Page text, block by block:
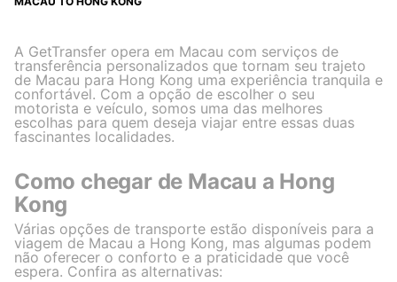
A GetTransfer opera em Macau com serviços de
transferência personalizados que tornam seu trajeto
de Macau para Hong Kong uma experiência tranquila e
confortável. Com a opção de escolher o seu
motorista e veículo, somos uma das melhores
escolhas para quem deseja viajar entre essas duas
fascinantes localidades.
Como chegar de Macau a Hong
Kong
Várias opções de transporte estão disponíveis para a
viagem de Macau a Hong Kong, mas algumas podem
não oferecer o conforto e a praticidade que você
espera. Confira as alternativas: